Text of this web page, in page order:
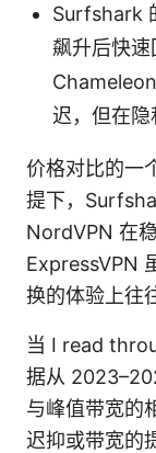
Surfshark
飙升后快
迟，但在隐
价格对比的一
提下，
NordVPN 在
ExpressVPN
换的体验上往
当 I read
据从
与峰值带宽的
迟抑或带宽的